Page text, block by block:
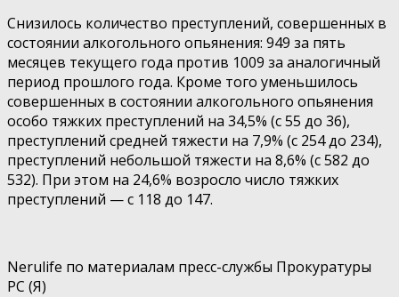
Снизилось количество преступлений, совершенных в
состоянии алкогольного опьянения: 949 за пять
месяцев текущего года против 1009 за аналогичный
период прошлого года. Кроме того уменьшилось
совершенных в состоянии алкогольного опьянения
особо тяжких преступлений на 34,5% (с 55 до 36),
преступлений средней тяжести на 7,9% (с 254 до 234),
преступлений небольшой тяжести на 8,6% (с 582 до
532). При этом на 24,6% возросло число тяжких
преступлений — с 118 до 147.
Nerulife по материалам пресс-службы Прокуратуры
РС (Я)